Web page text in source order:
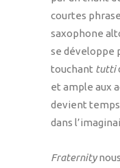
courtes
saxophone
se développe
touchant tutti
et ample aux
devient
dans
Fraternity